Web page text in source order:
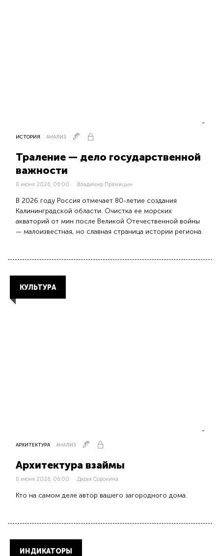
ИСТОРИЯ АНАЛИЗ
Траление — дело государственной
важности
8 июня 2026, 06:00 Владимир Прямицын
В 2026 году Россия отмечает 80-летие создания
Калининградской области. Очистка ее морских
акваторий от мин после Великой Отечественной войны
— малоизвестная, но славная страница истории региона
КУЛЬТУРА
АРХИТЕКТУРА АНАЛИЗ
Архитектура взаймы
8 июня 2026, 06:00 Дарья Сорокина
Кто на самом деле автор вашего загородного дома.
ИНДИКАТОРЫ